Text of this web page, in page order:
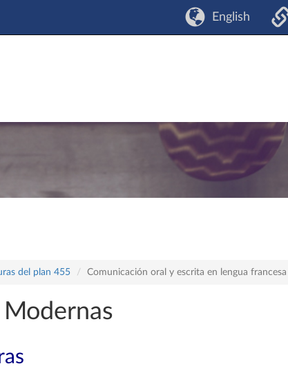
English
del plan 455 Comunicación oral y escrita en lengua francesa I